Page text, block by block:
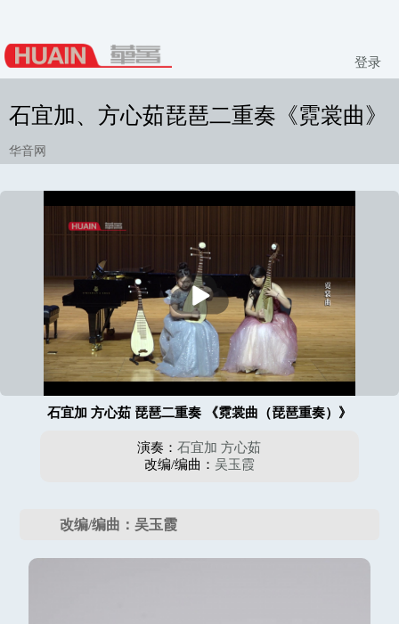
登录
石宜加、方心茹琵琶二重奏《霓裳曲》
华音网
播
放
石宜加 方心茹 琵琶二重奏 《霓裳曲（琵琶重奏）》
演奏：石宜加 方心茹
改编/编曲： 吴玉霞
改编/编曲：吴玉霞